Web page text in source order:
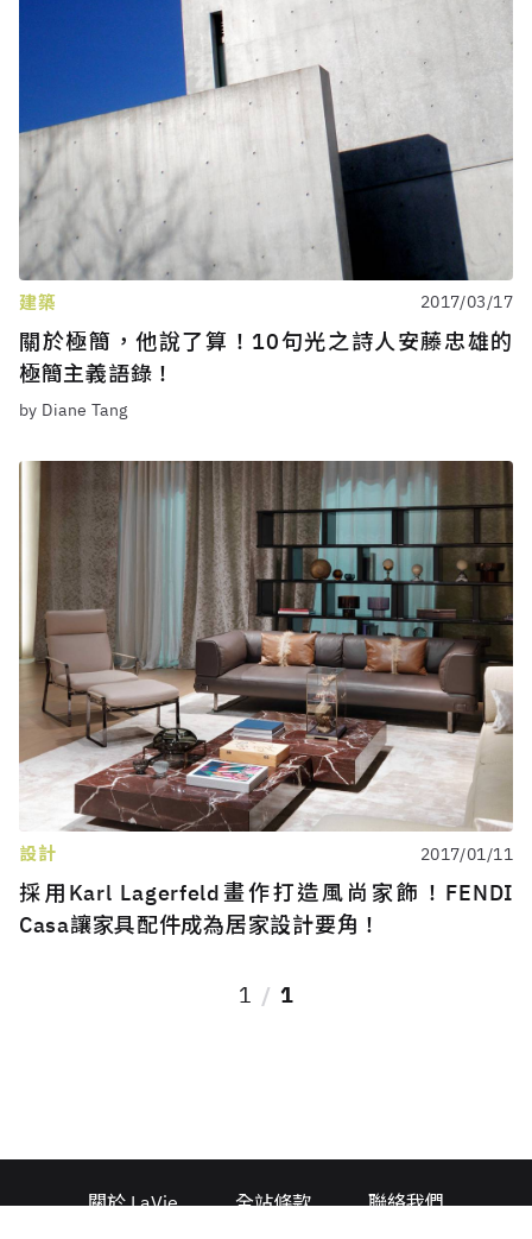
建築 2017/03/17
關於極簡，他說了算！10句光之詩人安藤忠雄的
極簡主義語錄！
by Diane Tang
設計 2017/01/11
採用Karl Lagerfeld畫作打造風尚家飾！FENDI
Casa讓家具配件成為居家設計要角！
1 1
關於 LaVie 全站條款
聯絡我們